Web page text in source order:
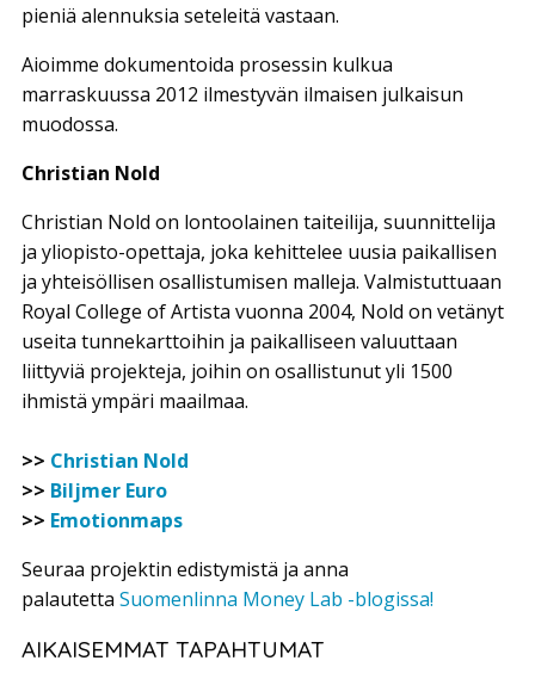
pieniä alennuksia seteleitä vastaan.
Aioimme dokumentoida prosessin kulkua
marraskuussa 2012 ilmestyvän ilmaisen julkaisun
muodossa.
Christian Nold
Christian Nold on lontoolainen taiteilija, suunnittelija
ja yliopisto-opettaja, joka kehittelee uusia paikallisen
ja yhteisöllisen osallistumisen malleja. Valmistuttuaan
Royal College of Artista vuonna 2004, Nold on vetänyt
useita tunnekarttoihin ja paikalliseen valuuttaan
liittyviä projekteja, joihin on osallistunut yli 1500
ihmistä ympäri maailmaa.
>> Christian Nold
>> Biljmer Euro
>> Emotionmaps
Seuraa projektin edistymistä ja anna
palautetta Suomenlinna Money Lab -blogissa!
AIKAISEMMAT TAPAHTUMAT